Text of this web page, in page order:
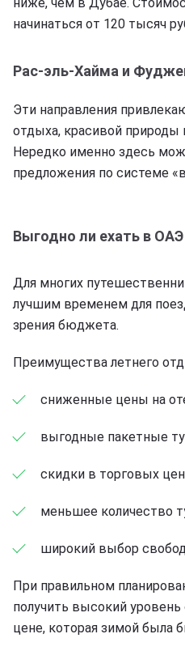
начинаться от 120 тысяч
Рас-эль-Хайма и
Эти направления
отдыха, красивой природы
Нередко именно здесь
предложения по системе
Выгодно ли ехать в
Для многих
лучшим временем для
зрения бюджета.
Преимущества летнего
сниженные цены на
выгодные пакетные
скидки в торговых
меньшее количество
широкий выбор
При правильном
получить высокий
цене, которая зимой была